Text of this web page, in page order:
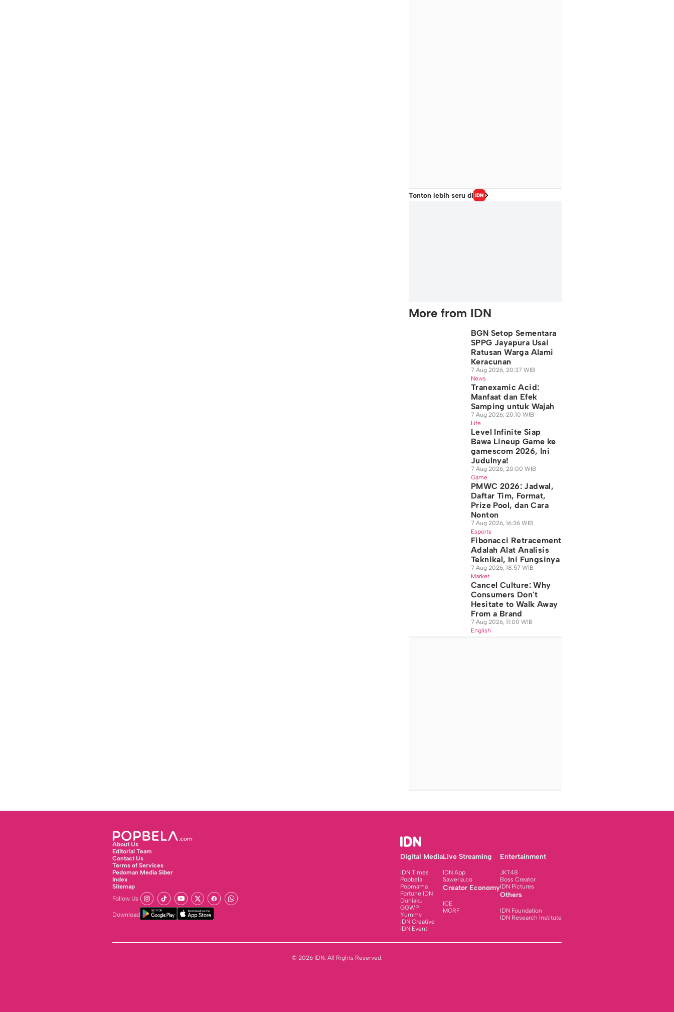
Tonton lebih seru di
More from IDN
BGN Setop Sementara
SPPG Jayapura Usai
Ratusan Warga Alami
Keracunan
7 Aug 2026, 20:37 WIB
News
Tranexamic Acid:
Manfaat dan Efek
Samping untuk Wajah
7 Aug 2026, 20:10 WIB
Life
Level Infinite Siap
Bawa Lineup Game ke
gamescom 2026, Ini
Judulnya!
7 Aug 2026, 20:00 WIB
Game
PMWC 2026: Jadwal,
Daftar Tim, Format,
Prize Pool, dan Cara
Nonton
7 Aug 2026, 16:36 WIB
Esports
Fibonacci Retracement
Adalah Alat Analisis
Teknikal, Ini Fungsinya
7 Aug 2026, 18:57 WIB
Market
Cancel Culture: Why
Consumers Don't
Hesitate to Walk Away
From a Brand
7 Aug 2026, 11:00 WIB
English
About Us
Editorial Team
Contact Us
Terms of Services
Pedoman Media Siber
Index
Sitemap
Follow Us
Download
Digital Media
IDN Times
Popbela
Popmama
Fortune IDN
Duniaku
GGWP
Yummy
IDN Creative
IDN Event
Live Streaming
IDN App
Saweria.co
Creator Economy
ICE
MORF
Entertainment
JKT48
Boss Creator
IDN Pictures
Others
IDN Foundation
IDN Research Institute
© 2026 IDN. All Rights Reserved.